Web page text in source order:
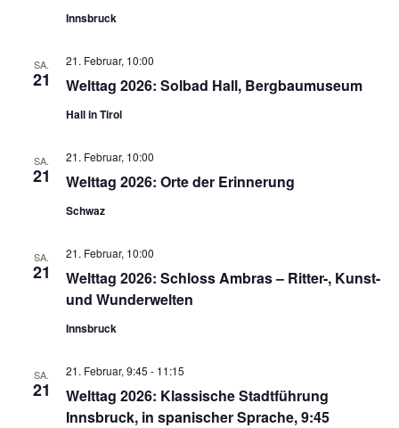
Innsbruck
SA.
21 Welttag 2026: Solbad Hall, Bergbaumuseum
21. Februar, 10:00
Hall in Tirol
SA.
21 Welttag 2026: Orte der Erinnerung
21. Februar, 10:00
Schwaz
SA.
21
Welttag 2026: Schloss Ambras – Ritter-, Kunst-
und Wunderwelten
21. Februar, 10:00
Innsbruck
SA.
21
Welttag 2026: Klassische Stadtführung
Innsbruck, in spanischer Sprache, 9:45
21. Februar, 9:45 - 11:15